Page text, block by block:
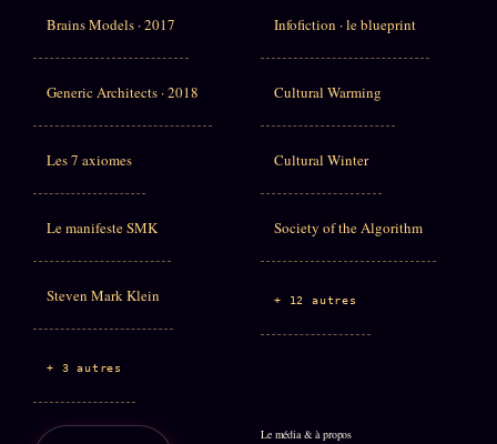
Brains Models · 2017
Generic Architects · 2018
Les 7 axiomes
Le manifeste SMK
Steven Mark Klein
+ 3 autres
Infofiction · le blueprint
Cultural Warming
Cultural Winter
Society of the Algorithm
+ 12 autres
Le média & à propos